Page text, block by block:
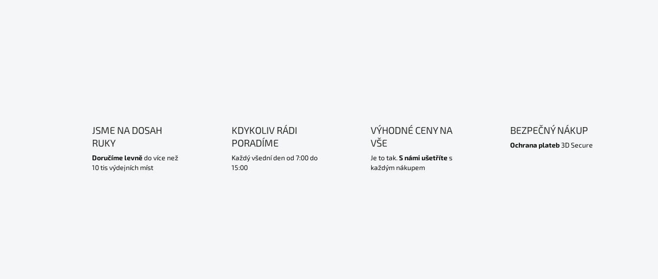
JSME NA DOSAH
RUKY
Doručíme levnědo více než
10 tis výdejních míst
KDYKOLIV RÁDI
PORADÍME
Každý všední den od 7:00 do
15:00
VÝHODNÉ CENY NA
VŠE
Je to tak.S námi ušetřítes
každým nákupem
BEZPEČNÝ NÁKUP
Ochrana plateb3D Secure